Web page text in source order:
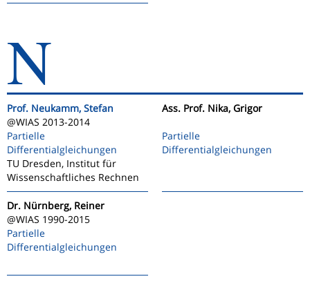
N
Prof. Neukamm, Stefan
@WIAS 2013-2014
Partielle
Differentialgleichungen
TU Dresden, Institut für
Wissenschaftliches Rechnen
Ass. Prof. Nika, Grigor
Partielle
Differentialgleichungen
Dr. Nürnberg, Reiner
@WIAS 1990-2015
Partielle
Differentialgleichungen